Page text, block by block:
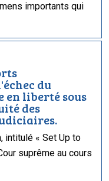
importants qui
du
en liberté sous
des
intitulé « Set Up to
suprême au cours